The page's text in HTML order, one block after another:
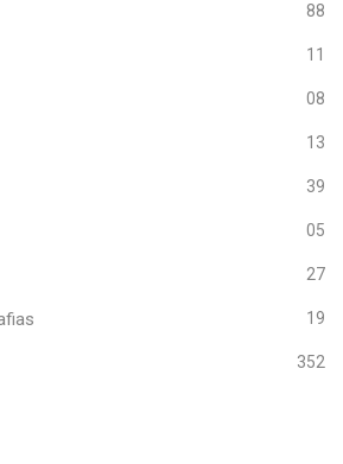
88
11
08
13
39
05
27
19
352